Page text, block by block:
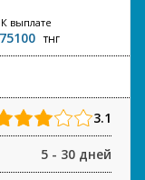
К выплате
тнг
3.1
5 - 30 дней